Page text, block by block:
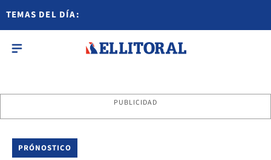
TEMAS DEL DÍA:
PUBLICIDAD
PRÓNOSTICO